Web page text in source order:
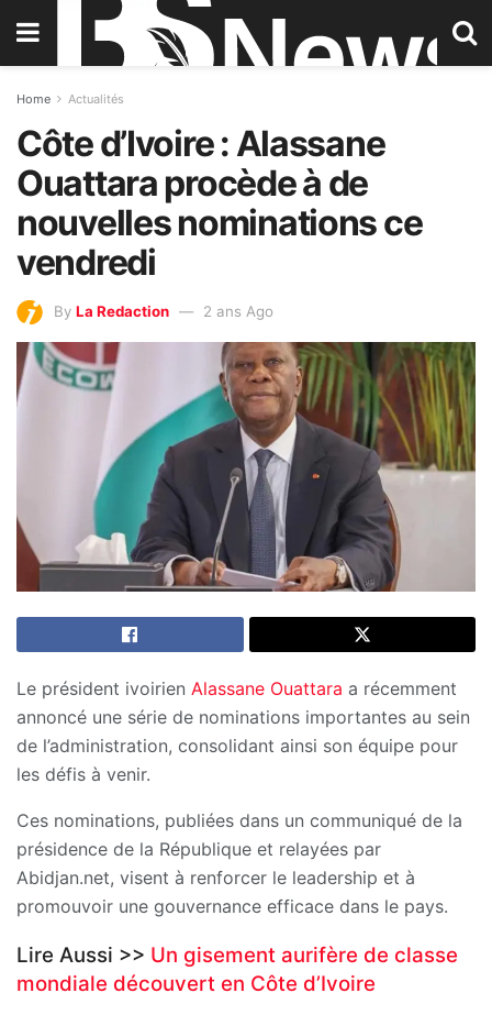
Home Actualités
Côte d’Ivoire : Alassane
Ouattara procède à de
nouvelles nominations ce
vendredi
By La Redaction 2 ans Ago
Le président ivoirien Alassane Ouattara a récemment
annoncé une série de nominations importantes au sein
de l’administration, consolidant ainsi son équipe pour
les défis à venir.
Ces nominations, publiées dans un communiqué de la
présidence de la République et relayées par
Abidjan.net, visent à renforcer le leadership et à
promouvoir une gouvernance efficace dans le pays.
Lire Aussi >> Un gisement aurifère de classe
mondiale découvert en Côte d’Ivoire